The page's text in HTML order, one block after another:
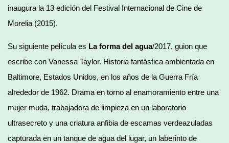
inaugura la 13 edición del Festival Internacional de Cine de
Morelia (2015).
Su siguiente película es La forma del agua/2017, guion que
escribe con Vanessa Taylor. Historia fantástica ambientada en
Baltimore, Estados Unidos, en los años de la Guerra Fría
alrededor de 1962. Drama en torno al enamoramiento entre una
mujer muda, trabajadora de limpieza en un laboratorio
ultrasecreto y una criatura anfibia de escamas verdeazuladas
capturada en un tanque de agua del lugar, un laberinto de